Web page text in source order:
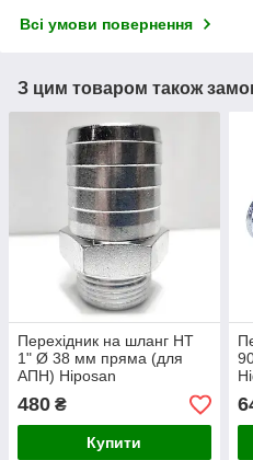
Всі умови повернення
З цим товаром також
Перехідник на шланг НТ
1" Ø 38 мм пряма (для
АПН) Hiposan
480 ₴
Купити